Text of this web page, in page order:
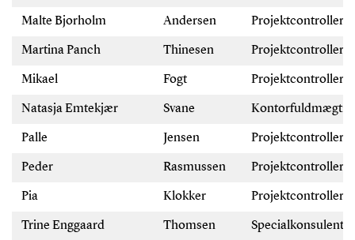
Malte Bjorholm Andersen Projektcontroller-
Martina Panch Thinesen Projektcontroller
Mikael Fogt Projektcontroller
Natasja Emtekjær Svane Kontorfuldmægtig
Palle Jensen Projektcontroller
Peder Rasmussen Projektcontroller
Pia Klokker Projektcontroller
Trine Enggaard Thomsen Specialkonsulent